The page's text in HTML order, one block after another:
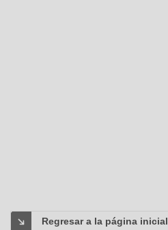
Regresar a la página inicial